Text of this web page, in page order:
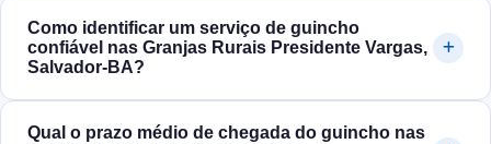
Como identificar um serviço de guincho
confiável nas Granjas Rurais Presidente Vargas,
Salvador‑BA?
Qual o prazo médio de chegada do guincho nas